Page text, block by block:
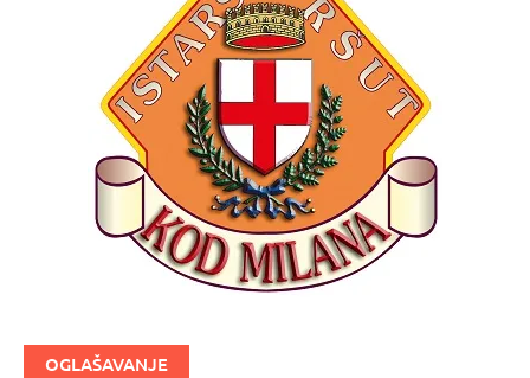
OGLAŠAVANJE